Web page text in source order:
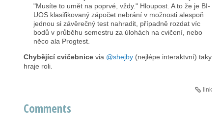
"Musíte to umět na poprvé, vždy." Hloupost. A to že je BI-
UOS klasifikovaný zápočet nebrání v možnosti alespoň
jednou si závěrečný test nahradit, případně rozdat víc
bodů v průběhu semestru za úlohách na cvičení, nebo
něco ala Progtest.
Chybějící cvičebnice via @shejby (nejlépe interaktvní) taky
hraje roli.
link
Comments